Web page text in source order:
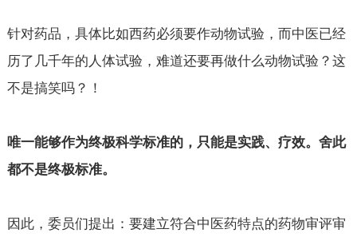
针对药品，具体比如西药必须要作动物试验，而中医已经
历了几千年的人体试验，难道还要再做什么动物试验？这
不是搞笑吗？！
唯一能够作为终极科学标准的，只能是实践、疗效。舍此
都不是终极标准。
因此，委员们提出：要建立符合中医药特点的药物审评审